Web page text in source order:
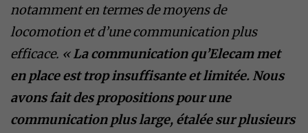
notamment en termes de moyens de
locomotion et d’une communication plus
efficace. «La communication qu’Elecam met
en place est trop insuffisante et limitée. Nous
avons fait des propositions pour une
communication plus large, étalée sur plusieurs